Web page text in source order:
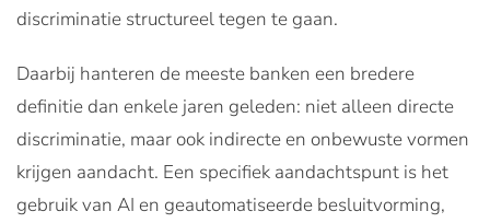
discriminatie structureel tegen te gaan.
Daarbij hanteren de meeste banken een bredere
definitie dan enkele jaren geleden: niet alleen directe
discriminatie, maar ook indirecte en onbewuste vormen
krijgen aandacht. Een specifiek aandachtspunt is het
gebruik van AI en geautomatiseerde besluitvorming,